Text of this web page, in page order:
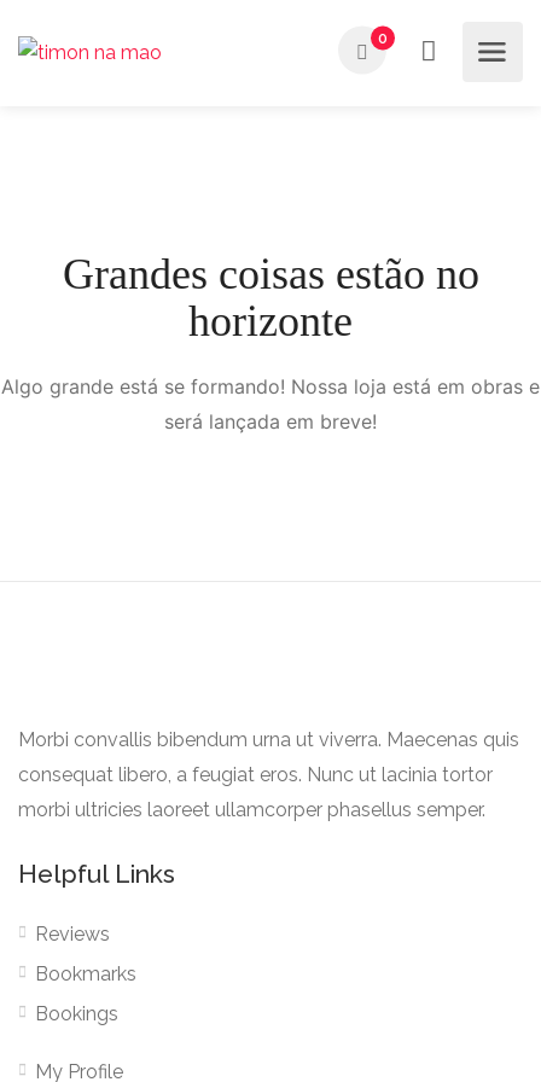
0
Grandes coisas estão no
horizonte
Algo grande está se formando! Nossa loja está em obras e
será lançada em breve!
Morbi convallis bibendum urna ut viverra. Maecenas quis
consequat libero, a feugiat eros. Nunc ut lacinia tortor
morbi ultricies laoreet ullamcorper phasellus semper.
Helpful Links
Reviews
Bookmarks
Bookings
My Profile